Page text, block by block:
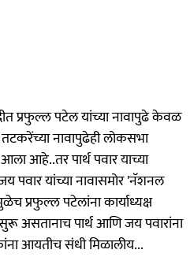
प्रफुल्ल पटेल यांच्या नावापुढे केवळ
नावापुढेही लोकसभा
आहे..तर पार्थ पवार याच्या
पवार यांच्या नावासमोर 'नॅशनल
प्रफुल्ल पटेलांना कार्याध्यक्ष
असतानाच पार्थ आणि जय पवारांना
आयतीच संधी मिळालीय...